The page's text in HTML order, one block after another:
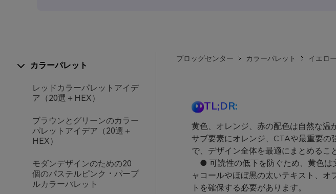
カラーパレット
レッドカラーパレットアイデ
ア（20選＋HEX）
ブラウンとグリーンのカラー
パレットアイデア（20選＋
HEX）
モダンデザインのための20
個のパステルピンク・パープ
ルカラーパレット
ブロッグセンター カラーパレット イエロ
TL;DR:
黄色、オレンジ、赤の配色は自然な温
サブ要素にオレンジ、CTAや最重要の
で、デザイン全体を最適にまとめるこ
● 可読性の低下を防ぐため、黄色は
ャコールやほぼ黒の太いテキスト、オ
トを確保する必要があります。